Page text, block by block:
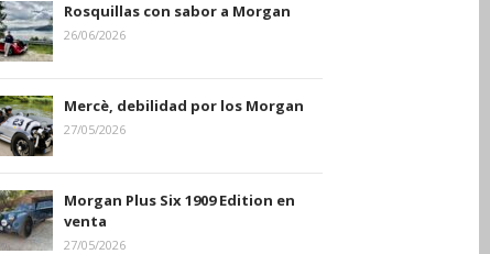
Rosquillas con sabor a Morgan
26/06/2026
Mercè, debilidad por los Morgan
27/05/2026
Morgan Plus Six 1909 Edition en
venta
27/05/2026